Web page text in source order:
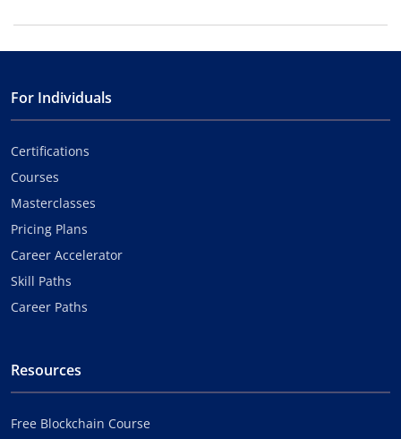
For Individuals
Certifications
Courses
Masterclasses
Pricing Plans
Career Accelerator
Skill Paths
Career Paths
Resources
Free Blockchain Course